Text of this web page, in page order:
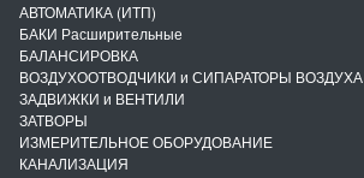
АВТОМАТИКА (ИТП)
БАКИ Расширительные
БАЛАНСИРОВКА
ВОЗДУХООТВОДЧИКИ и СИПАРАТОРЫ ВОЗДУХА
ЗАДВИЖКИ и ВЕНТИЛИ
ЗАТВОРЫ
ИЗМЕРИТЕЛЬНОЕ ОБОРУДОВАНИЕ
КАНАЛИЗАЦИЯ